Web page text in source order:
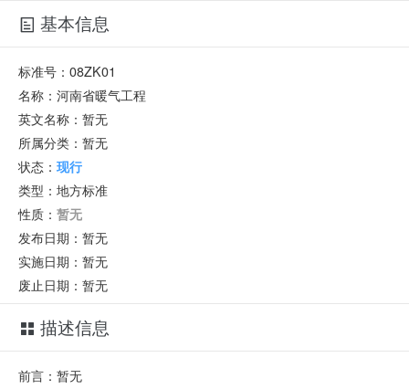
基本信息
标准号： 08ZK01
名称： 河南省暖气工程
英文名称： 暂无
所属分类： 暂无
状态： 现行
类型： 地方标准
性质： 暂无
发布日期： 暂无
实施日期： 暂无
废止日期： 暂无
描述信息
前言：暂无